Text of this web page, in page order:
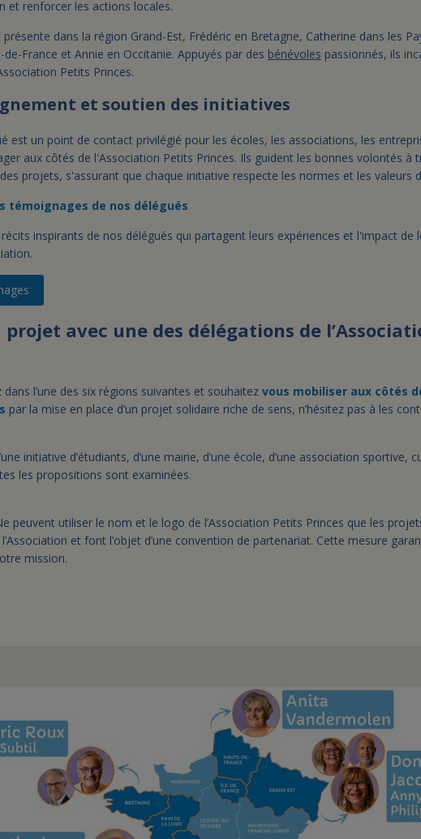
et renforcer les actions locales.
dans la région Grand-Est, Frédéric en Bretagne, Catherine dans les
de-France et Annie en Occitanie. Appuyés par des bénévoles passionnés, ils
Petits Princes.
et soutien des initiatives
est un point de contact privilégié pour les écoles, les associations, les
aux côtés de l'Association Petits Princes. Ils guident les bonnes volontés à
projets, s'assurant que chaque initiative respecte les normes et les valeurs
témoignages de nos délégués
inspirants de nos délégués qui partagent leurs expériences et l'impact de
projet avec une des délégations de
dans l’une des six régions suivantes et souhaitez vous mobiliser aux côtés
par la mise en place d’un projet solidaire riche de sens, n’hésitez pas à les
initiative d’étudiants, d’une mairie, d’une école, d’une association sportive,
les propositions sont examinées.
peuvent utiliser le nom et le logo de l’Association Petits Princes que les
et font l’objet d’une convention de partenariat. Cette mesure
mission.